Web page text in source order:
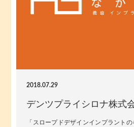
2018.07.29
デンツプライシロナ株式
「スロープドデザインインプラント